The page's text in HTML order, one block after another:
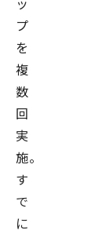
プ
を
複
数
回
実
施。
す
で
に